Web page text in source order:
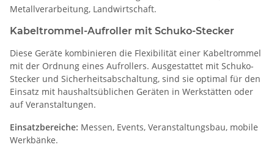
Metallverarbeitung, Landwirtschaft.
Kabeltrommel-Aufroller mit Schuko-Stecker
Diese Geräte kombinieren die Flexibilität einer Kabeltrommel
mit der Ordnung eines Aufrollers. Ausgestattet mit Schuko-
Stecker und Sicherheitsabschaltung, sind sie optimal für den
Einsatz mit haushaltsüblichen Geräten in Werkstätten oder
auf Veranstaltungen.
Einsatzbereiche: Messen, Events, Veranstaltungsbau, mobile
Werkbänke.